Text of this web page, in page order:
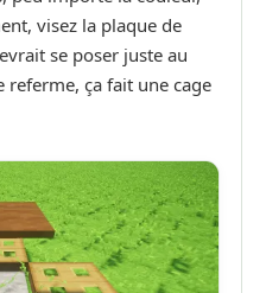
visez la plaque de
se poser juste au
referme, ça fait une cage